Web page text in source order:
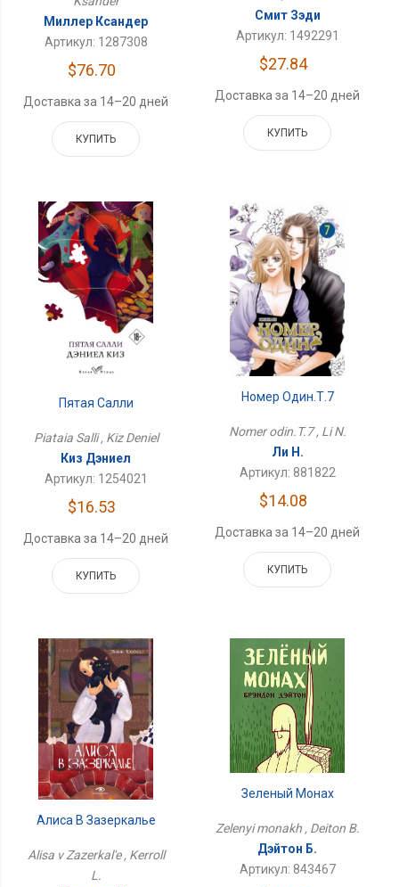
Миллер Ксандер
Артикул: 1287308
$76.70
Доставка за 14–20 дней
КУПИТЬ
Смит Зэди
Артикул: 1492291
$27.84
Доставка за 14–20 дней
КУПИТЬ
Пятая Салли
Piataia Salli , Kiz Deniel
Киз Дэниел
Артикул: 1254021
$16.53
Доставка за 14–20 дней
КУПИТЬ
Номер Один.Т.7
Nomer odin.T.7 , Li N.
Ли Н.
Артикул: 881822
$14.08
Доставка за 14–20 дней
КУПИТЬ
Алиса В Зазеркалье
Alisa v Zazerkal'e , Kerroll
L.
Зеленый Монах
Zelenyi monakh , Deiton B.
Дэйтон Б.
Артикул: 843467